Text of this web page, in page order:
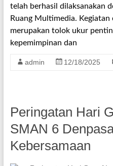
telah berhasil dilaksanakan
Ruang Multimedia.
merupakan tolok ukur
kepemimpinan dan
admin 12/18/2025
Peringatan Hari
SMAN 6
Kebersamaan